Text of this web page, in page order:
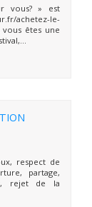
vous? » est
achetez-le-
êtes une
respect de
partage,
rejet de la